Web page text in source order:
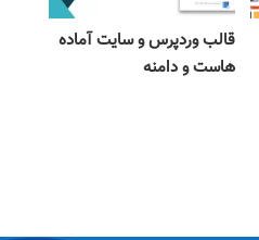
قالب وردپرس و سایت آماده
هاست و دامنه